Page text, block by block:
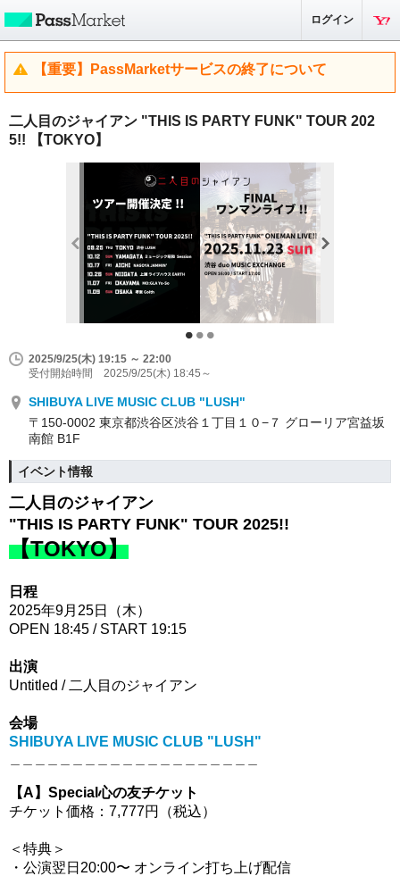
ログイン
【重要】PassMarketサービスの終了について
二人目のジャイアン "THIS IS PARTY FUNK" TOUR 202
5!! 【TOKYO】
2025/9/25(木) 19:15 ～ 22:00
受付開始時間 2025/9/25(木) 18:45～
SHIBUYA LIVE MUSIC CLUB "LUSH"
〒150-0002 東京都渋谷区渋谷１丁目１０−７ グローリア宮益坂
南館 B1F
イベント情報
二人目のジャイアン
"THIS IS PARTY FUNK" TOUR 2025!!
【TOKYO】
日程︎
2025年9月25日（木）
OPEN 18:45 / START 19:15
出演︎
Untitled / 二人目のジャイアン
会場︎
SHIBUYA LIVE MUSIC CLUB "LUSH"
【A】Special心の友チケット
チケット価格：7,777円（税込）
＜特典＞
・公演翌日20:00〜 オンライン打ち上げ配信